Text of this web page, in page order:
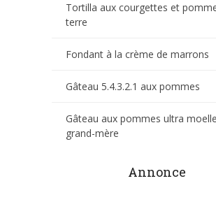
Tortilla aux courgettes et
terre
Fondant à la crème de marrons
Gâteau 5.4.3.2.1 aux pommes
Gâteau aux pommes ultra
grand-mère
Annonce